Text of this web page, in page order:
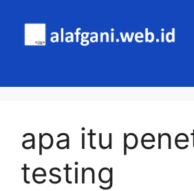
content
apa itu
testing